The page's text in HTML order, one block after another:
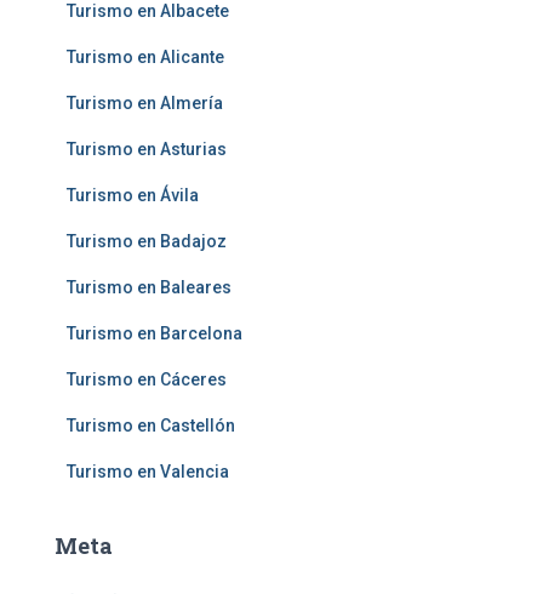
Turismo en Albacete
Turismo en Alicante
Turismo en Almería
Turismo en Asturias
Turismo en Ávila
Turismo en Badajoz
Turismo en Baleares
Turismo en Barcelona
Turismo en Cáceres
Turismo en Castellón
Turismo en Valencia
Meta